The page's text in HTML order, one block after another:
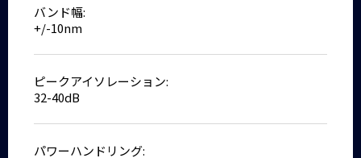
バンド幅:
+/-10nm
ピークアイソレーション:
32-40dB
パワーハンドリング: